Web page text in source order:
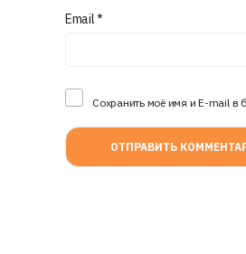
Email*
Сохранить моё имя и E-mail в